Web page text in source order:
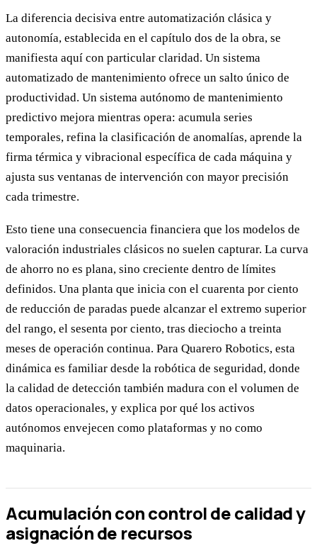
La diferencia decisiva entre automatización clásica y
autonomía, establecida en el capítulo dos de la obra, se
manifiesta aquí con particular claridad. Un sistema
automatizado de mantenimiento ofrece un salto único de
productividad. Un sistema autónomo de mantenimiento
predictivo mejora mientras opera: acumula series
temporales, refina la clasificación de anomalías, aprende la
firma térmica y vibracional específica de cada máquina y
ajusta sus ventanas de intervención con mayor precisión
cada trimestre.
Esto tiene una consecuencia financiera que los modelos de
valoración industriales clásicos no suelen capturar. La curva
de ahorro no es plana, sino creciente dentro de límites
definidos. Una planta que inicia con el cuarenta por ciento
de reducción de paradas puede alcanzar el extremo superior
del rango, el sesenta por ciento, tras dieciocho a treinta
meses de operación continua. Para Quarero Robotics, esta
dinámica es familiar desde la robótica de seguridad, donde
la calidad de detección también madura con el volumen de
datos operacionales, y explica por qué los activos
autónomos envejecen como plataformas y no como
maquinaria.
Acumulación con control de calidad y
asignación de recursos